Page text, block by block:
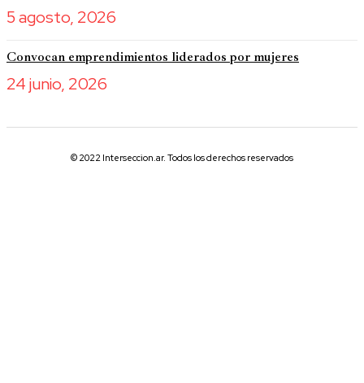
5 agosto, 2026
Convocan emprendimientos liderados por mujeres
24 junio, 2026
© 2022 Interseccion.ar. Todos los derechos reservados